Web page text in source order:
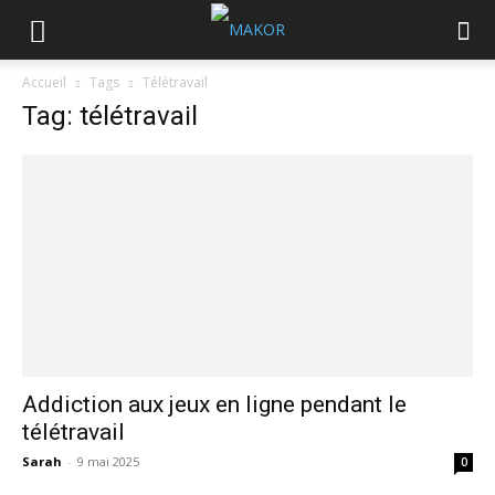
Accueil Tags Télétravail
Tag: télétravail
Addiction aux jeux en ligne pendant le
télétravail
Sarah - 9 mai 2025 0